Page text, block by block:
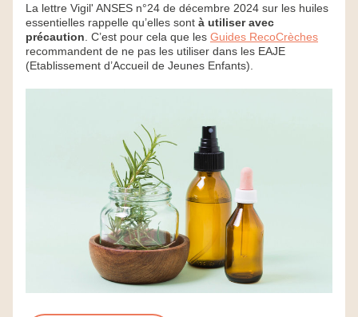
La lettre Vigil' ANSES n°24 de décembre 2024 sur les huiles
essentielles rappelle qu’elles sont à utiliser avec
précaution . C’est pour cela que les Guides RecoCrèches
recommandent de ne pas les utiliser dans les EAJE
(Etablissement d’Accueil de Jeunes Enfants).